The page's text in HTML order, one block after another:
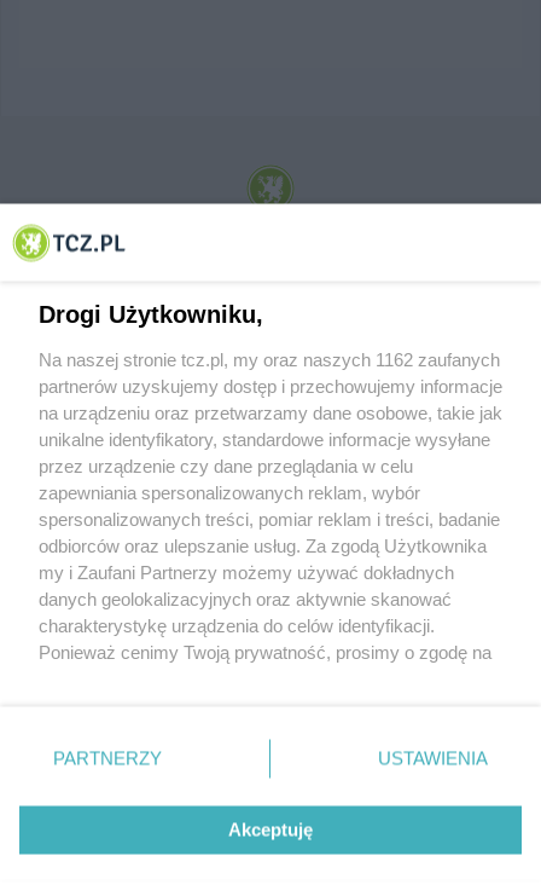
© 2001-2026 Tczew - TCZ.PL Sp. z o.o. Internetowy Serwis Informacyjny Miasta
O FIRMIE POLITYKA PRYWATNOŚCI HOSTING
REKLAMA WSPÓŁPRACA RSS FACEBOOK KONTAKT
Nasze serwisy
Aktualności
Tcz24
Historia miasta
Muzyka i kultura
Archiwum wydarzeń
Zdjęcia miasta
Drogi Użytkowniku,
Na naszej stronie tcz.pl, my oraz naszych 1162 zaufanych
partnerów uzyskujemy dostęp i przechowujemy informacje
na urządzeniu oraz przetwarzamy dane osobowe, takie jak
unikalne identyfikatory, standardowe informacje wysyłane
przez urządzenie czy dane przeglądania w celu
zapewniania spersonalizowanych reklam, wybór
spersonalizowanych treści, pomiar reklam i treści, badanie
odbiorców oraz ulepszanie usług. Za zgodą Użytkownika
my i Zaufani Partnerzy możemy używać dokładnych
danych geolokalizacyjnych oraz aktywnie skanować
charakterystykę urządzenia do celów identyfikacji.
Ponieważ cenimy Twoją prywatność, prosimy o zgodę na
znajdujący się w lewym dolnym rogu strony
. Niektóre
przetwarzaniu. Preferencje będą miały zastosowania tylko
PARTNERZY USTAWIENIA
Akceptuję